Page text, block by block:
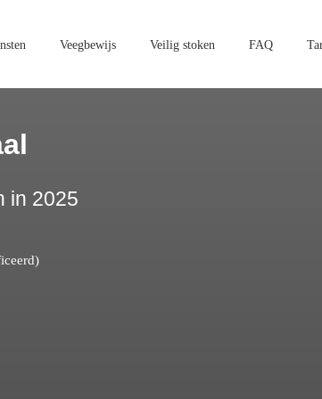
Veegbewijs Veilig stoken FAQ
in 2025